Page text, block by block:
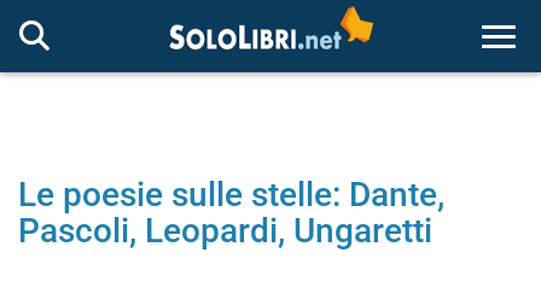
Le poesie sulle stelle: Dante,
Pascoli, Leopardi, Ungaretti